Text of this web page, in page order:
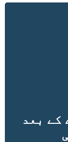
کے بعد